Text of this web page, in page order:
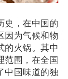
因为气候和物
的火锅。其中
范围，在全国
中国味道的独